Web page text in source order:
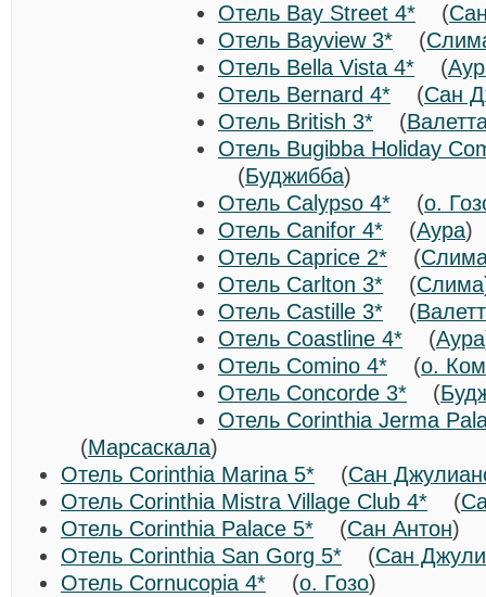
Отель Bay Street 4* (
Отель Bayview 3* (
Отель Bella Vista 4* (
Отель Bernard 4* (Сан
Отель British 3* (
Отель Bugibba Holiday
(Буджибба)
Отель Calypso 4* (о.
Отель Canifor 4* (Аура
Отель Caprice 2* (
Отель Carlton 3* (Слима
Отель Castille 3* (
Отель Coastline 4* (Аура
Отель Comino 4* (о.
Отель Concorde 3* (
Отель Corinthia Jerma
(Марсаскала)
Отель Corinthia Marina 5* (Сан
Отель Corinthia Mistra Village Club 4* (
Отель Corinthia Palace 5* (Сан Антон)
Отель Corinthia San Gorg 5* (Сан
Отель Cornucopia 4* (о. Гозо)